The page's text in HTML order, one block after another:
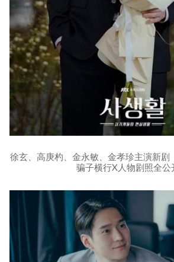
徐玄、高庚杓、金永敏、金孝珍主演新剧
骗子横行X人物剧照全公